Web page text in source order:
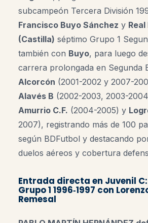
subcampeón Tercera División
Francisco Buyo Sánchez y
(Castilla) séptimo Grupo 1
también con Buyo, para luego
carrera prolongada en Segunda
Alcorcón (2001-2002 y 2007-
Alavés B (2002-2003, 2003-
Amurrio C.F. (2004-2005) y
2007), registrando más de 100
según BDFutbol y destacando
duelos aéreos y cobertura
Entrada directa en Juvenil
Grupo 1 1996‑1997 con
Remesal